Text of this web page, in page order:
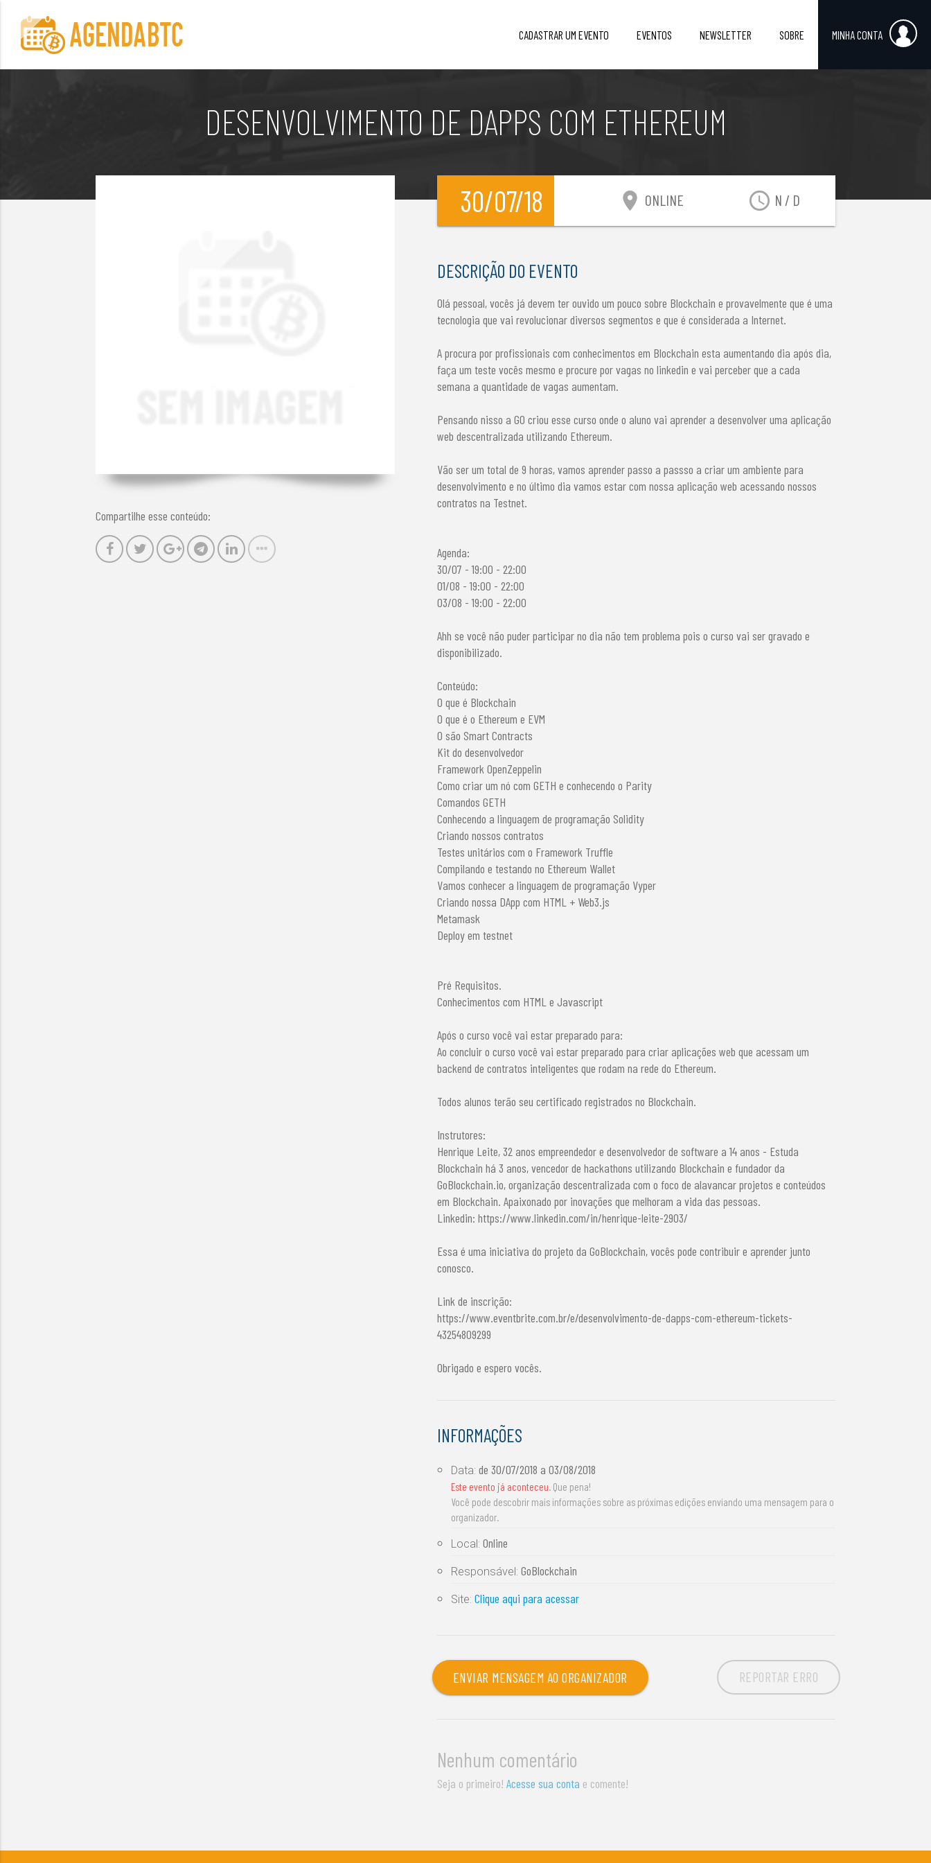
CADASTRAR UM EVENTO EVENTOS NEWSLETTER SOBRE MINHA CONTA
DESENVOLVIMENTO DE DAPPS COM ETHEREUM
Compartilhe esse conteúdo:
30/07/18 access_time N / D
location_on ONLINE
DESCRIÇÃO DO EVENTO
Olá pessoal, vocês já devem ter ouvido um pouco sobre Blockchain e provavelmente que é uma
tecnologia que vai revolucionar diversos segmentos e que é considerada a Internet.
A procura por profissionais com conhecimentos em Blockchain esta aumentando dia após dia,
faça um teste vocês mesmo e procure por vagas no linkedin e vai perceber que a cada
semana a quantidade de vagas aumentam.
Pensando nisso a GO criou esse curso onde o aluno vai aprender a desenvolver uma aplicação
web descentralizada utilizando Ethereum.
Vão ser um total de 9 horas, vamos aprender passo a passso a criar um ambiente para
desenvolvimento e no último dia vamos estar com nossa aplicação web acessando nossos
contratos na Testnet.
Agenda:
30/07 - 19:00 - 22:00
01/08 - 19:00 - 22:00
03/08 - 19:00 - 22:00
Ahh se você não puder participar no dia não tem problema pois o curso vai ser gravado e
disponibilizado.
Conteúdo:
O que é Blockchain
O que é o Ethereum e EVM
O são Smart Contracts
Kit do desenvolvedor
Framework OpenZeppelin
Como criar um nó com GETH e conhecendo o Parity
Comandos GETH
Conhecendo a linguagem de programação Solidity
Criando nossos contratos
Testes unitários com o Framework Truffle
Compilando e testando no Ethereum Wallet
Vamos conhecer a linguagem de programação Vyper
Criando nossa DApp com HTML + Web3.js
Metamask
Deploy em testnet
Pré Requisitos.
Conhecimentos com HTML e Javascript
Após o curso você vai estar preparado para:
Ao concluir o curso você vai estar preparado para criar aplicações web que acessam um
backend de contratos inteligentes que rodam na rede do Ethereum.
Todos alunos terão seu certificado registrados no Blockchain.
Instrutores:
Henrique Leite, 32 anos empreendedor e desenvolvedor de software a 14 anos - Estuda
Blockchain há 3 anos, vencedor de hackathons utilizando Blockchain e fundador da
GoBlockchain.io, organização descentralizada com o foco de alavancar projetos e conteúdos
em Blockchain. Apaixonado por inovações que melhoram a vida das pessoas.
Linkedin: https://www.linkedin.com/in/henrique-leite-2903/
Essa é uma iniciativa do projeto da GoBlockchain, vocês pode contribuir e aprender junto
conosco.
Link de inscrição:
https://www.eventbrite.com.br/e/desenvolvimento-de-dapps-com-ethereum-tickets-
43254809299
Obrigado e espero vocês.
INFORMAÇÕES
Data:de30/07/2018 a03/08/2018
Este evento já aconteceu. Que pena!
Você pode descobrir mais informações sobre as próximas edições enviando uma mensagem para o
organizador.
Local:Online
Responsável:GoBlockchain
Site:Clique aqui para acessar
ENVIAR MENSAGEM AO ORGANIZADOR REPORTAR ERRO
Nenhum comentário
Seja o primeiro!Acesse sua conta e comente!